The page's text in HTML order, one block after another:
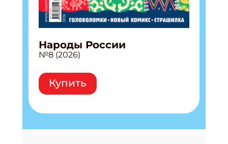
Народы России
№8 (2026)
Купить